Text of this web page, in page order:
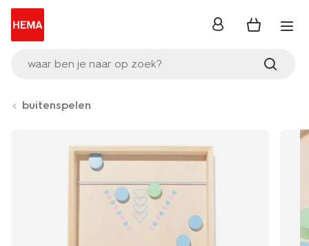
waar ben je naar op zoek?
inloggen
buitenspelen